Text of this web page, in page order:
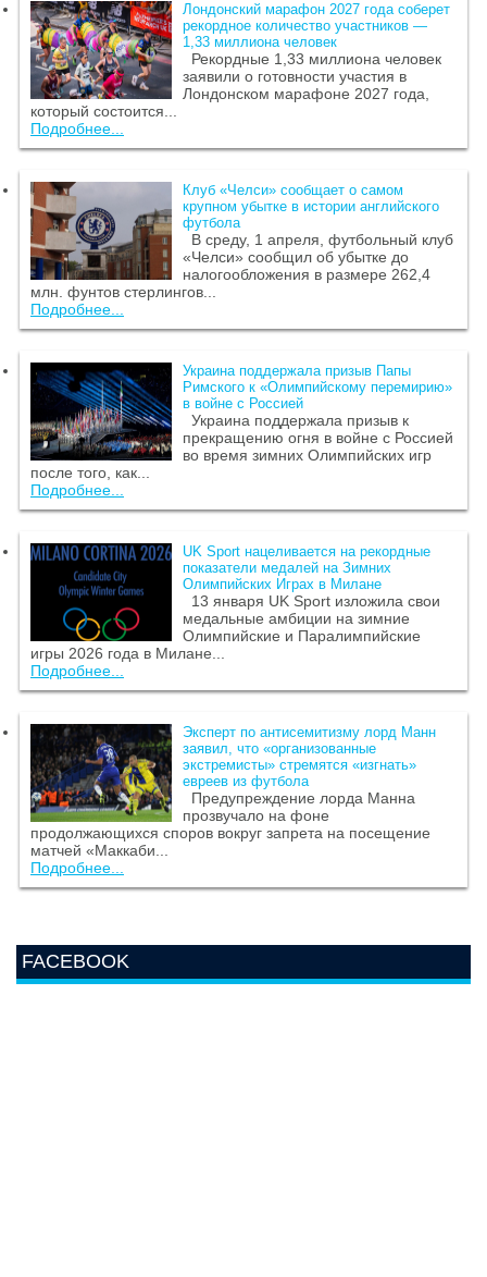
Лондонский марафон 2027 года соберет
рекордное количество участников —
1,33 миллиона человек
Рекордные 1,33 миллиона человек
заявили о готовности участия в
Лондонском марафоне 2027 года,
который состоится...
Подробнее...
Клуб «Челси» сообщает о самом
крупном убытке в истории английского
футбола
В среду, 1 апреля, футбольный клуб
«Челси» сообщил об убытке до
налогообложения в размере 262,4
млн. фунтов стерлингов...
Подробнее...
Украина поддержала призыв Папы
Римского к «Олимпийскому перемирию»
в войне с Россией
Украина поддержала призыв к
прекращению огня в войне с Россией
во время зимних Олимпийских игр
после того, как...
Подробнее...
UK Sport нацеливается на рекордные
показатели медалей на Зимних
Олимпийских Играх в Милане
13 января UK Sport изложила свои
медальные амбиции на зимние
Олимпийские и Паралимпийские
игры 2026 года в Милане...
Подробнее...
Эксперт по антисемитизму лорд Манн
заявил, что «организованные
экстремисты» стремятся «изгнать»
евреев из футбола
Предупреждение лорда Манна
прозвучало на фоне
продолжающихся споров вокруг запрета на посещение
матчей «Маккаби...
Подробнее...
FACEBOOK